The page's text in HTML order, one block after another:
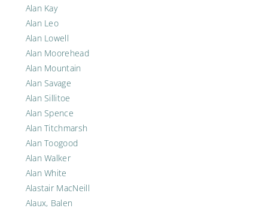
Alan Kay
Alan Leo
Alan Lowell
Alan Moorehead
Alan Mountain
Alan Savage
Alan Sillitoe
Alan Spence
Alan Titchmarsh
Alan Toogood
Alan Walker
Alan White
Alastair MacNeill
Alaux, Balen